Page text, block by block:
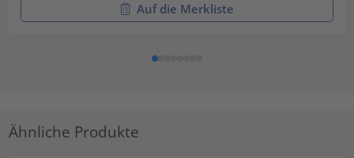
Auf die Merkliste
Ähnliche Produkte